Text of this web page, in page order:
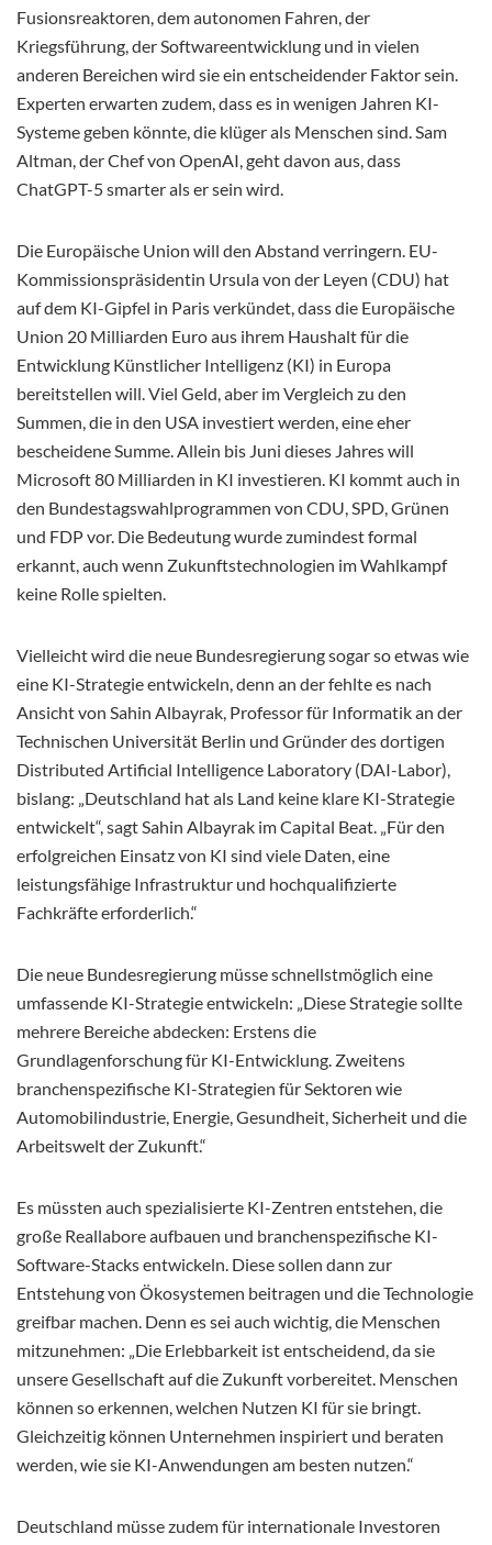
Fusionsreaktoren, dem autonomen Fahren, der
Kriegsführung, der Softwareentwicklung und in vielen
anderen Bereichen wird sie ein entscheidender Faktor sein.
Experten erwarten zudem, dass es in wenigen Jahren KI-
Systeme geben könnte, die klüger als Menschen sind. Sam
Altman, der Chef von OpenAI, geht davon aus, dass
ChatGPT-5 smarter als er sein wird.
Die Europäische Union will den Abstand verringern. EU-
Kommissionspräsidentin Ursula von der Leyen (CDU) hat
auf dem KI-Gipfel in Paris verkündet, dass die Europäische
Union 20 Milliarden Euro aus ihrem Haushalt für die
Entwicklung Künstlicher Intelligenz (KI) in Europa
bereitstellen will. Viel Geld, aber im Vergleich zu den
Summen, die in den USA investiert werden, eine eher
bescheidene Summe. Allein bis Juni dieses Jahres will
Microsoft 80 Milliarden in KI investieren. KI kommt auch in
den Bundestagswahlprogrammen von CDU, SPD, Grünen
und FDP vor. Die Bedeutung wurde zumindest formal
erkannt, auch wenn Zukunftstechnologien im Wahlkampf
keine Rolle spielten.
Vielleicht wird die neue Bundesregierung sogar so etwas wie
eine KI-Strategie entwickeln, denn an der fehlte es nach
Ansicht von Sahin Albayrak, Professor für Informatik an der
Technischen Universität Berlin und Gründer des dortigen
Distributed Artificial Intelligence Laboratory (DAI-Labor),
bislang: „Deutschland hat als Land keine klare KI-Strategie
entwickelt“, sagt Sahin Albayrak im Capital Beat. „Für den
erfolgreichen Einsatz von KI sind viele Daten, eine
leistungsfähige Infrastruktur und hochqualifizierte
Fachkräfte erforderlich.“
Die neue Bundesregierung müsse schnellstmöglich eine
umfassende KI-Strategie entwickeln: „Diese Strategie sollte
mehrere Bereiche abdecken: Erstens die
Grundlagenforschung für KI-Entwicklung. Zweitens
branchenspezifische KI-Strategien für Sektoren wie
Automobilindustrie, Energie, Gesundheit, Sicherheit und die
Arbeitswelt der Zukunft.“
Es müssten auch spezialisierte KI-Zentren entstehen, die
große Reallabore aufbauen und branchenspezifische KI-
Software-Stacks entwickeln. Diese sollen dann zur
Entstehung von Ökosystemen beitragen und die Technologie
greifbar machen. Denn es sei auch wichtig, die Menschen
mitzunehmen: „Die Erlebbarkeit ist entscheidend, da sie
unsere Gesellschaft auf die Zukunft vorbereitet. Menschen
können so erkennen, welchen Nutzen KI für sie bringt.
Gleichzeitig können Unternehmen inspiriert und beraten
werden, wie sie KI-Anwendungen am besten nutzen.“
Deutschland müsse zudem für internationale Investoren